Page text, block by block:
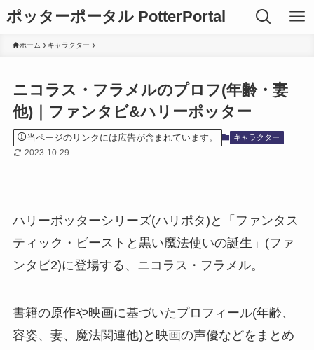
ポッターポータル PotterPortal
ホーム キャラクター
ニコラス・フラメルのプロフ(年齢・妻
他)｜ファンタビ&ハリーポッター
当ページのリンクには広告が含まれています。 キャラクター
2023-10-29
ハリーポッターシリーズ(ハリポタ)と「ファンタス
ティック・ビーストと黒い魔法使いの誕生」(ファ
ンタビ2)に登場する、ニコラス・フラメル。
書籍の原作や映画に基づいたプロフィール(年齢、
容姿、妻、魔法関連他)と映画の声優などをまとめ